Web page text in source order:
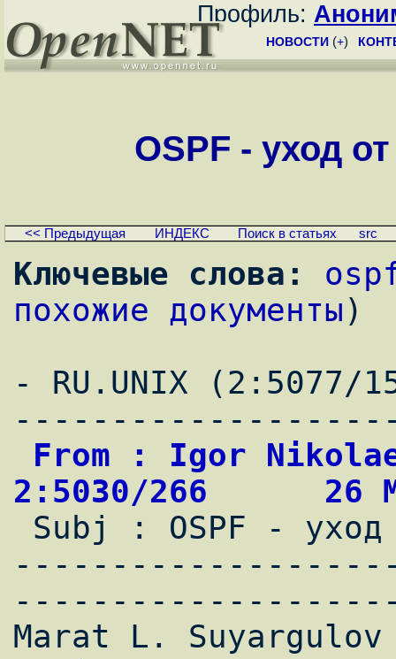
Профиль:
НОВОСТИ (+)
OSPF - уход
<< Предыдущая ИНДЕКС Поиск в статьях src
Ключевые слова:
похожие документы)
- RU.UNIX
2:5030/266      26
Marat L. Suyargulov